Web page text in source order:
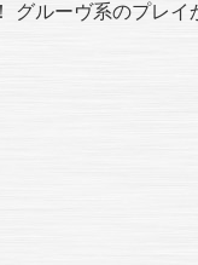
グルーヴ系のプレイ